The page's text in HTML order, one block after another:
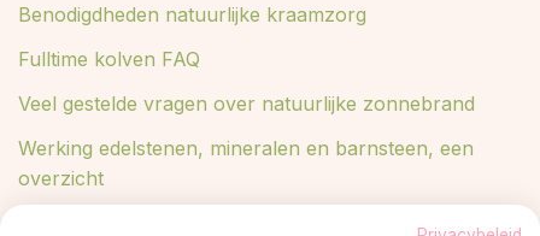
Benodigdheden natuurlijke kraamzorg
Fulltime kolven FAQ
Veel gestelde vragen over natuurlijke zonnebrand
Werking edelstenen, mineralen en barnsteen, een
overzicht